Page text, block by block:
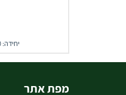
יחידה: 190 ₪ ל-100 גרם
מפת אתר